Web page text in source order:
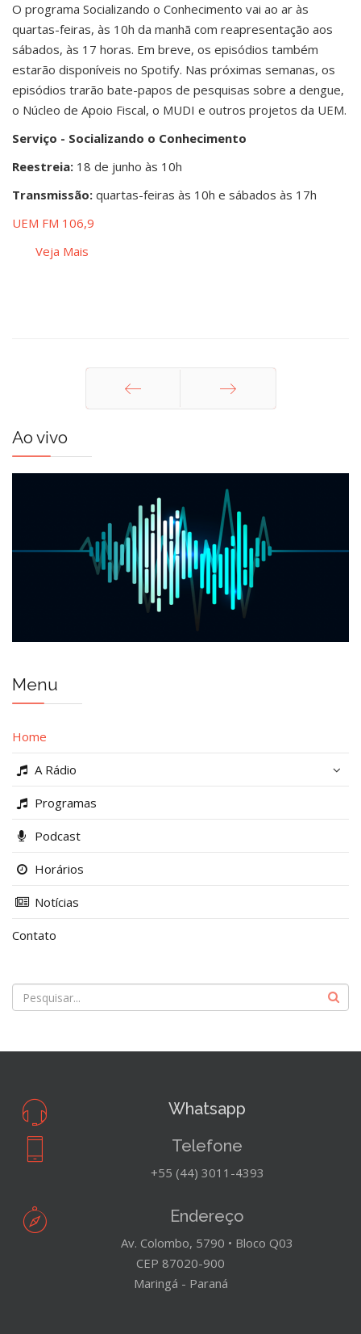
O programa Socializando o Conhecimento vai ao ar às
quartas-feiras, às 10h da manhã com reapresentação aos
sábados, às 17 horas. Em breve, os episódios também
estarão disponíveis no Spotify. Nas próximas semanas, os
episódios trarão bate-papos de pesquisas sobre a dengue,
o Núcleo de Apoio Fiscal, o MUDI e outros projetos da UEM.
Serviço - Socializando o Conhecimento
Reestreia: 18 de junho às 10h
Transmissão: quartas-feiras às 10h e sábados às 17h
UEM FM 106,9
Veja Mais
Ao vivo
Menu
Home
A Rádio
Programas
Podcast
Horários
Notícias
Contato
Whatsapp
Telefone
+55 (44) 3011-4393
Endereço
Av. Colombo, 5790 • Bloco Q03
CEP 87020-900
Maringá - Paraná